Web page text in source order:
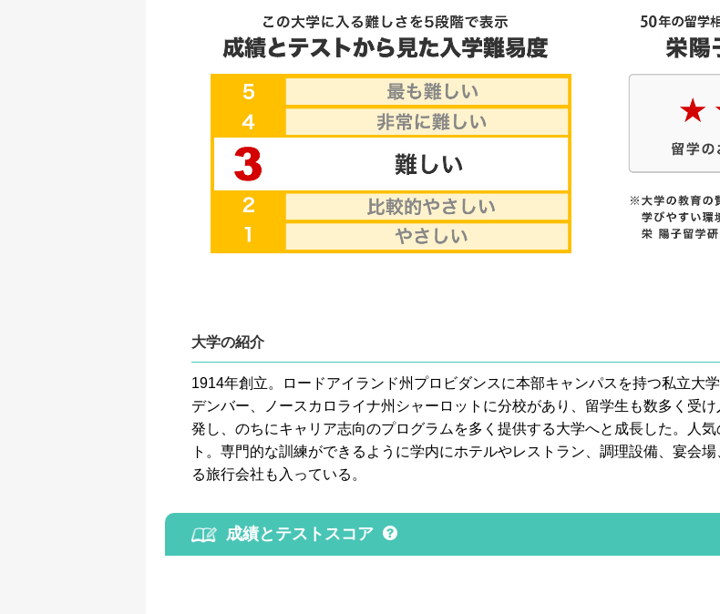
大学の紹介
1914年創立。ロードアイランド州プロビダンスに本部キャンパスを持つ私立大
デンバー、ノースカロライナ州シャーロットに分校があり、留学生も数多く受
発し、のちにキャリア志向のプログラムを多く提供する大学へと成長した。人
ト。専門的な訓練ができるように学内にホテルやレストラン、調理設備、宴会
る旅行会社も入っている。
成績とテストスコア